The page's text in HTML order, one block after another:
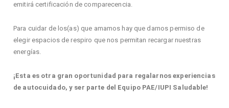
emitirá certificación de comparecencia.
Para cuidar de los(as) que amamos hay que darnos permiso de
elegir espacios de respiro que nos permitan recargar nuestras
energías.
¡Esta es otra gran oportunidad para regalarnos experiencias
de autocuidado, y ser parte del Equipo PAE/IUPI Saludable!